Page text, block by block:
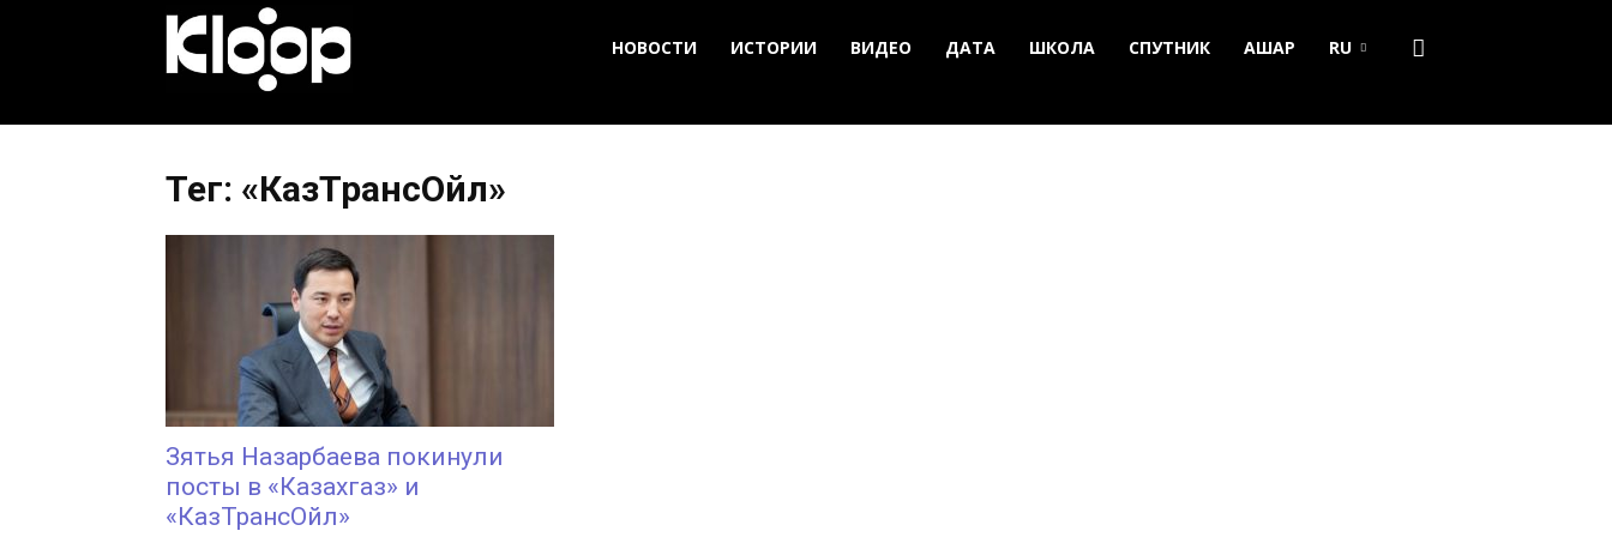
Новости
Кыргызстана
НОВОСТИ ИСТОРИИ ВИДЕО ДАТА ШКОЛА СПУТНИК АШАР RU
Тег: «КазТрансОйл»
Зятья Назарбаева покинули
посты в «Казахгаз» и
«КазТрансОйл»